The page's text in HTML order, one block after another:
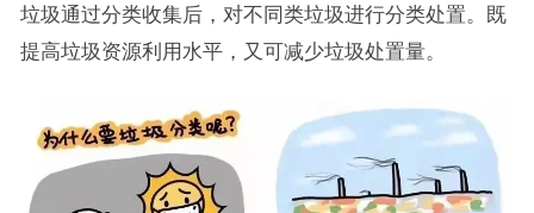
垃圾通过分类收集后，对不同类垃圾进行分类处置。既
提高垃圾资源利用水平，又可减少垃圾处置量。